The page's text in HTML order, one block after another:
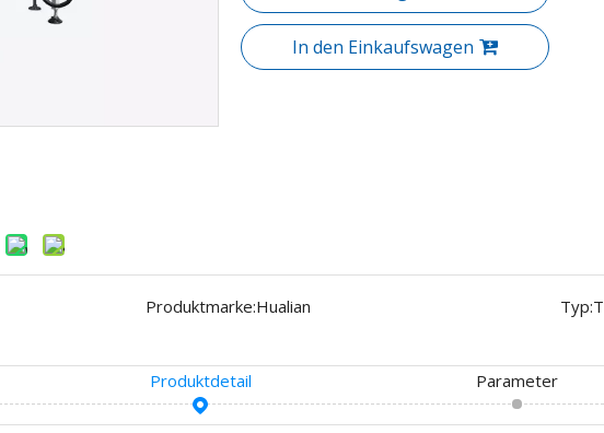
In den Einkaufswagen
Produktmarke:Hualian Typ:
Produktdetail Parameter